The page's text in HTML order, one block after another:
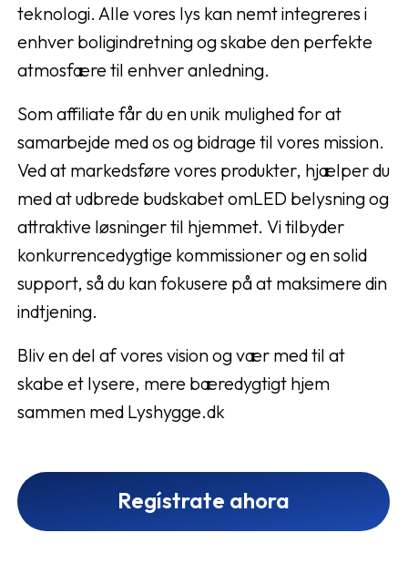
teknologi. Alle vores lys kan nemt integreres i
enhver boligindretning og skabe den perfekte
atmosfære til enhver anledning.
Som affiliate får du en unik mulighed for at
samarbejde med os og bidrage til vores mission.
Ved at markedsføre vores produkter, hjælper du
med at udbrede budskabet omLED belysning og
attraktive løsninger til hjemmet. Vi tilbyder
konkurrencedygtige kommissioner og en solid
support, så du kan fokusere på at maksimere din
indtjening.
Bliv en del af vores vision og vær med til at
skabe et lysere, mere bæredygtigt hjem
sammen med Lyshygge.dk
Regístrate ahora